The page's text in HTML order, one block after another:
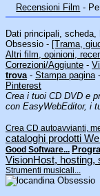
Recensioni Film -
Dati principali,
Obsessio - [Trama,
Altri film, opinioni,
Correzioni/Aggiunte -
trova - Stampa pagina-
Pinterest
Crea i tuoi CD DVD e
con EasyWebEditor, i
Crea CD autoavvianti,
cataloghi prodotti
Good Software...
VisionHost, hosting,
Strumenti musicali...